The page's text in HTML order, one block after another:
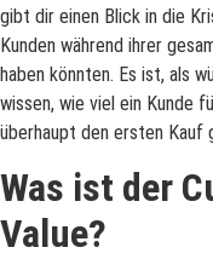
gibt dir einen Blick in die
Kunden während ihrer
haben könnten. Es ist, als
wissen, wie viel ein Kunde
überhaupt den ersten
Was ist der
Value?